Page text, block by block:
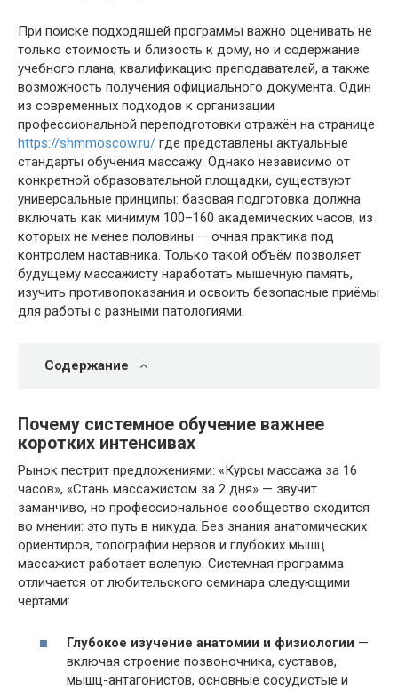
При поиске подходящей программы важно оценивать не
только стоимость и близость к дому, но и содержание
учебного плана, квалификацию преподавателей, а также
возможность получения официального документа. Один
из современных подходов к организации
профессиональной переподготовки отражён на странице
https://shmmoscow.ru/ где представлены актуальные
стандарты обучения массажу. Однако независимо от
конкретной образовательной площадки, существуют
универсальные принципы: базовая подготовка должна
включать как минимум 100–160 академических часов, из
которых не менее половины — очная практика под
контролем наставника. Только такой объём позволяет
будущему массажисту наработать мышечную память,
изучить противопоказания и освоить безопасные приёмы
для работы с разными патологиями.
Содержание
Почему системное обучение важнее
коротких интенсивах
Рынок пестрит предложениями: «Курсы массажа за 16
часов», «Стань массажистом за 2 дня» — звучит
заманчиво, но профессиональное сообщество сходится
во мнении: это путь в никуда. Без знания анатомических
ориентиров, топографии нервов и глубоких мышц
массажист работает вслепую. Системная программа
отличается от любительского семинара следующими
чертами:
Глубокое изучение анатомии и физиологии —
включая строение позвоночника, суставов,
мышц-антагонистов, основные сосудистые и